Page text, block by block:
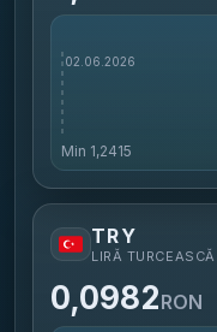
Min 1,2415
TRY
LIRĂ TURCEASCĂ
0,0982RON